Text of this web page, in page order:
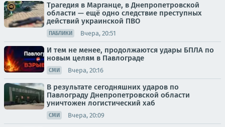
Трагедия в Марганце, в Днепропетровской
области — ещё одно следствие преступных
действий украинской ПВО
ПАБЛИКИ Вчера, 20:51
И тем не менее, продолжаются удары БПЛА по
новым целям в Павлограде
СМИ Вчера, 20:16
В результате сегодняшних ударов по
Павлограду Днепропетровской области
уничтожен логистический хаб
СМИ Вчера, 20:09